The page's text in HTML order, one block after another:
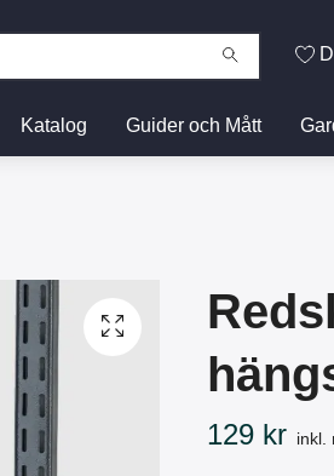
Katalog Guider och Mått
129 kr inkl.